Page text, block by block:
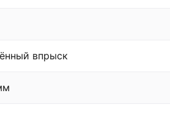
впрыск